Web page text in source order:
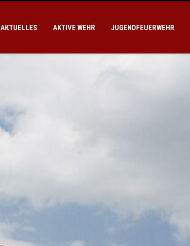
AKTUELLES AKTIVE WEHR JUGENDFEUERWEHR